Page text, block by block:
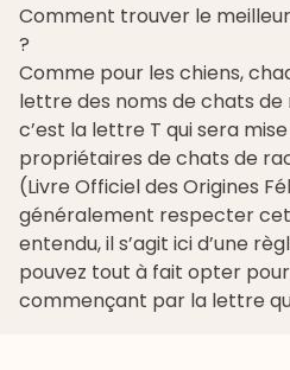
Comment trouver le
?
Comme pour les chiens,
lettre des noms de chats de
c’est la lettre T qui sera mise
propriétaires de chats de
(Livre Officiel des Origines
généralement respecter
entendu, il s’agit ici d’une
pouvez tout à fait opter
commençant par la lettre